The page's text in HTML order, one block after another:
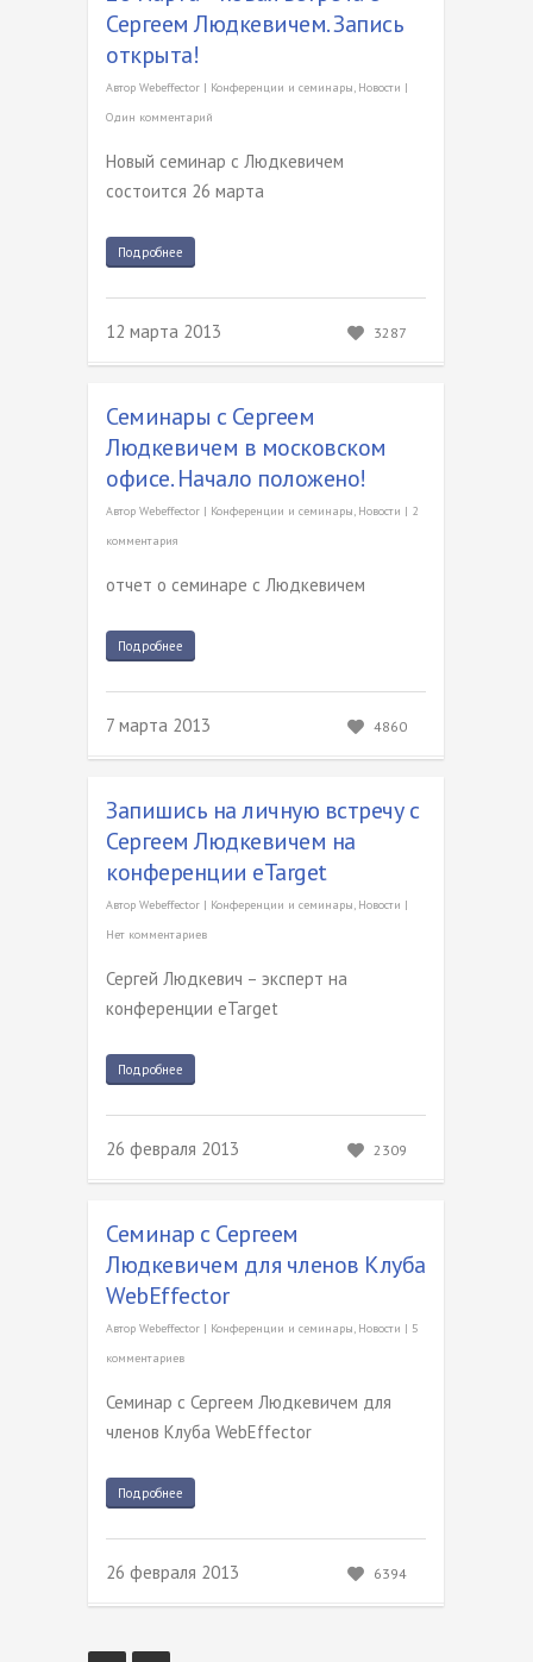
Сергеем Людкевичем. Запись
открыта!
Автор Webeffector | Конференции и семинары, Новости |
Один комментарий
Новый семинар с Людкевичем
состоится 26 марта
Подробнее
12 марта 2013 3287
Семинары с Сергеем
Людкевичем в московском
офисе. Начало положено!
Автор Webeffector | Конференции и семинары, Новости | 2
комментария
отчет о семинаре с Людкевичем
Подробнее
7 марта 2013 4860
Запишись на личную встречу с
Сергеем Людкевичем на
конференции eTarget
Автор Webeffector | Конференции и семинары, Новости |
Нет комментариев
Сергей Людкевич – эксперт на
конференции eTarget
Подробнее
26 февраля 2013 2309
Семинар с Сергеем
Людкевичем для членов Клуба
WebEffector
Автор Webeffector | Конференции и семинары, Новости | 5
комментариев
Семинар с Сергеем Людкевичем для
членов Клуба WebEffector
Подробнее
26 февраля 2013 6394